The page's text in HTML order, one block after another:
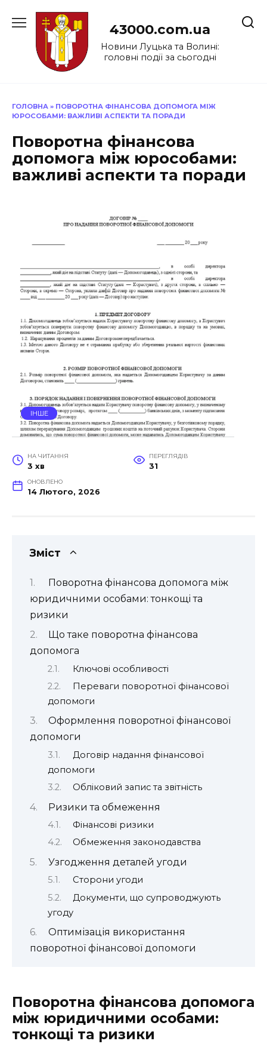
до
43000.com.ua
Новини Луцька та Волині:
головні події за сьогодні
ГОЛОВНА » ПОВОРОТНА ФІНАНСОВА ДОПОМОГА МІЖ
ЮРОСОБАМИ: ВАЖЛИВІ АСПЕКТИ ТА ПОРАДИ
Поворотна фінансова
допомога між юрособами:
важливі аспекти та поради
ІНШЕ
НА ЧИТАННЯ
3 хв
ПЕРЕГЛЯДІВ
31
ОНОВЛЕНО
14 Лютого, 2026
Зміст
Поворотна фінансова допомога між
юридичними особами: тонкощі та
ризики
Що таке поворотна фінансова
допомога
Ключові особливості
Переваги поворотної фінансової
допомоги
Оформлення поворотної фінансової
допомоги
Договір надання фінансової
допомоги
Обліковий запис та звітність
Ризики та обмеження
Фінансові ризики
Обмеження законодавства
Узгодження деталей угоди
Сторони угоди
Документи, що супроводжують
угоду
Оптимізація використання
поворотної фінансової допомоги
Поворотна фінансова допомога
між юридичними особами:
тонкощі та ризики